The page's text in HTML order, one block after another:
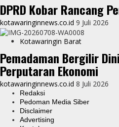
DPRD Kobar Rancang
kotawaringinnews.co.id 9 Juli 2026
Kotawaringin Barat
Pemadaman Bergilir
Perputaran Ekonomi
kotawaringinnews.co.id 8 Juli 2026
Redaksi
Pedoman Media Siber
Disclaimer
Advertising